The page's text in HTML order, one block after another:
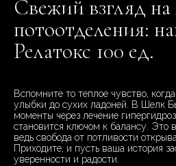
Свежий взгляд на
потоотделения:
Релатокс 100 ед.
Вспомните то теплое чувство,
улыбки до сухих ладоней. В Шелк
моменты через лечение
становится ключом к балансу. Это
ведь свобода от потливости
Приходите, и пусть ваша история
уверенности и радости.